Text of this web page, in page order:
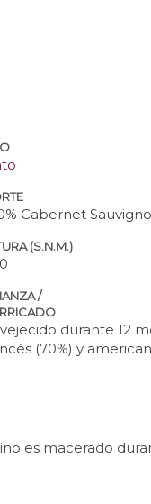
Cabernet
(S.N.M.)
/
durante 12
(70%) y
es macerado